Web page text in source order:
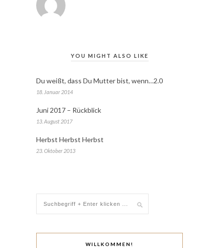
YOU MIGHT ALSO LIKE
Du weißt, dass Du Mutter bist, wenn…2.0
18. Januar 2014
Juni 2017 – Rückblick
13. August 2017
Herbst Herbst Herbst
23. Oktober 2013
WILLKOMMEN!